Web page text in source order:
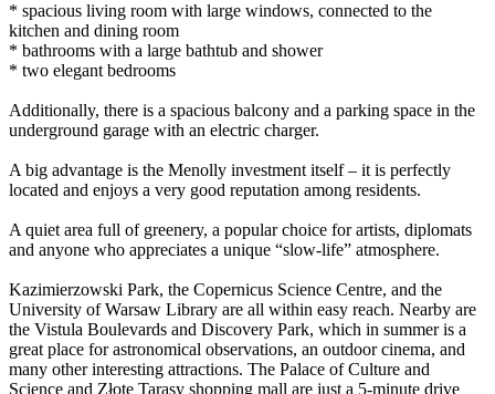
* spacious living room with large windows, connected to the
kitchen and dining room
* bathrooms with a large bathtub and shower
* two elegant bedrooms
Additionally, there is a spacious balcony and a parking space in the
underground garage with an electric charger.
A big advantage is the Menolly investment itself – it is perfectly
located and enjoys a very good reputation among residents.
A quiet area full of greenery, a popular choice for artists, diplomats
and anyone who appreciates a unique “slow-life” atmosphere.
Kazimierzowski Park, the Copernicus Science Centre, and the
University of Warsaw Library are all within easy reach. Nearby are
the Vistula Boulevards and Discovery Park, which in summer is a
great place for astronomical observations, an outdoor cinema, and
many other interesting attractions. The Palace of Culture and
Science and Złote Tarasy shopping mall are just a 5-minute drive